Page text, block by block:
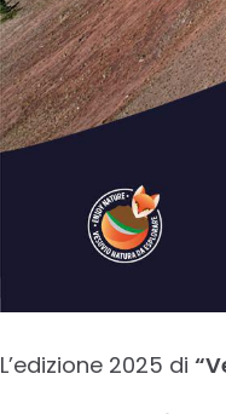
L’edizione 2025 di